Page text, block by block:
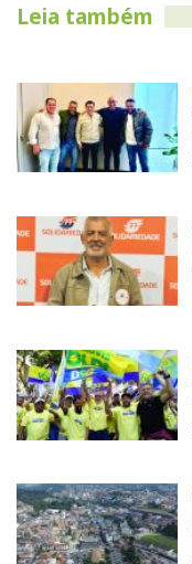
Leia também